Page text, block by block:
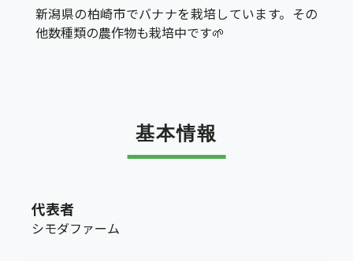
新潟県の柏崎市でバナナを栽培しています。その
他数種類の農作物も栽培中です🌱
基本情報
代表者
シモダファーム